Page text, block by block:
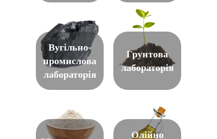
Вугiльно-
промислова
лабораторiя
Грунтова
лабораторiя
Олійно